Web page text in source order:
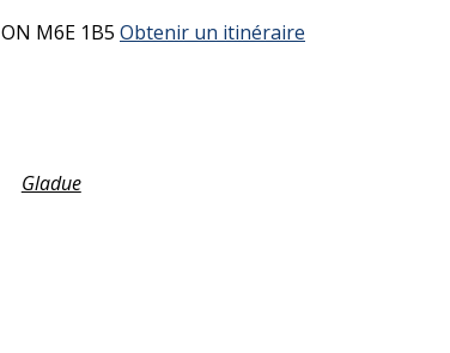
ON M6E 1B5 Obtenir un itinéraire
Gladue